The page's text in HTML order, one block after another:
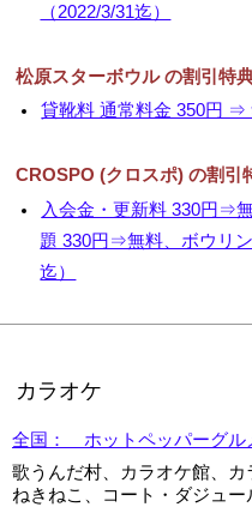
（2022/3/31迄）
松原スターボウル の割引特
貸靴料 通常料金 350円 ⇒
CROSPO (クロスポ) の割引
入会金・更新料 330円⇒
題 330円⇒無料、ボウリ
迄）
カラオケ
全国： ホットペッパーグル
歌うんだ村、カラオケ館、
ねきねこ、コート・ダジュー